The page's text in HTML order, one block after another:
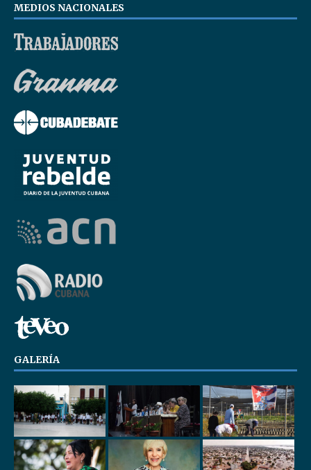
MEDIOS NACIONALES
GALERÍA